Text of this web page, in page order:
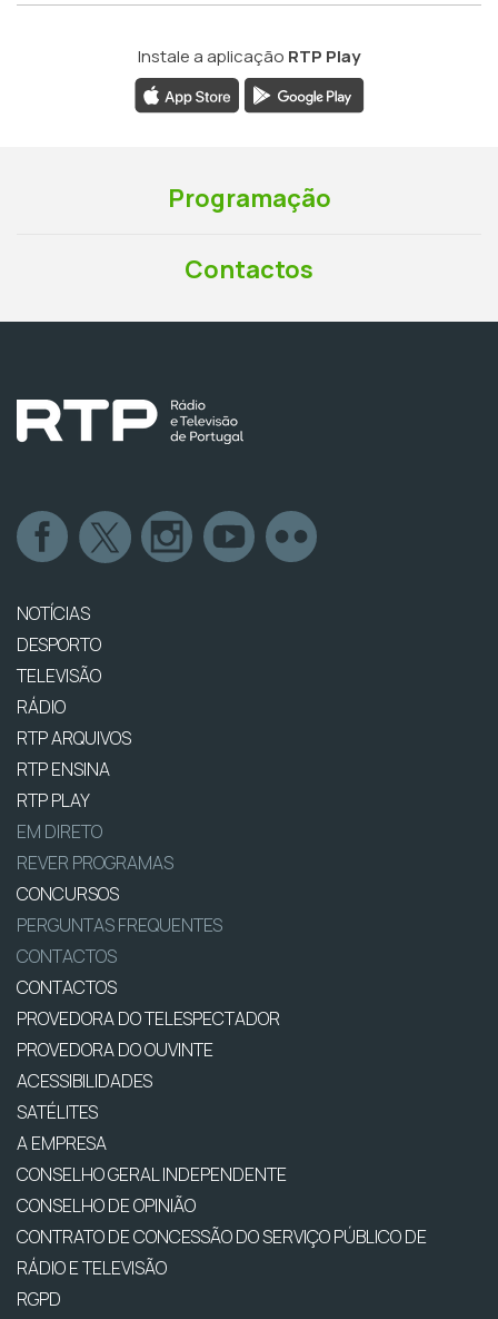
Instale a aplicação RTP Play
Programação
Contactos
NOTÍCIAS
DESPORTO
TELEVISÃO
RÁDIO
RTP ARQUIVOS
RTP ENSINA
RTP PLAY
EM DIRETO
REVER PROGRAMAS
CONCURSOS
PERGUNTAS FREQUENTES
CONTACTOS
CONTACTOS
PROVEDORA DO TELESPECTADOR
PROVEDORA DO OUVINTE
ACESSIBILIDADES
SATÉLITES
A EMPRESA
CONSELHO GERAL INDEPENDENTE
CONSELHO DE OPINIÃO
CONTRATO DE CONCESSÃO DO SERVIÇO PÚBLICO DE
RÁDIO E TELEVISÃO
RGPD